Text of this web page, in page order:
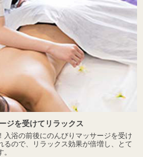
ジを受けてリラックス
浴の前後にのんびりマッサージを受け
るので、リラックス効果が倍増し、とて